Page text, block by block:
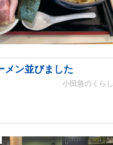
メン並びました
小田急のくらし